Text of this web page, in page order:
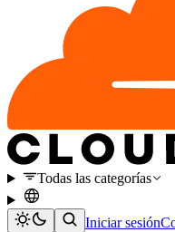
Todas las categorías
Iniciar sesión